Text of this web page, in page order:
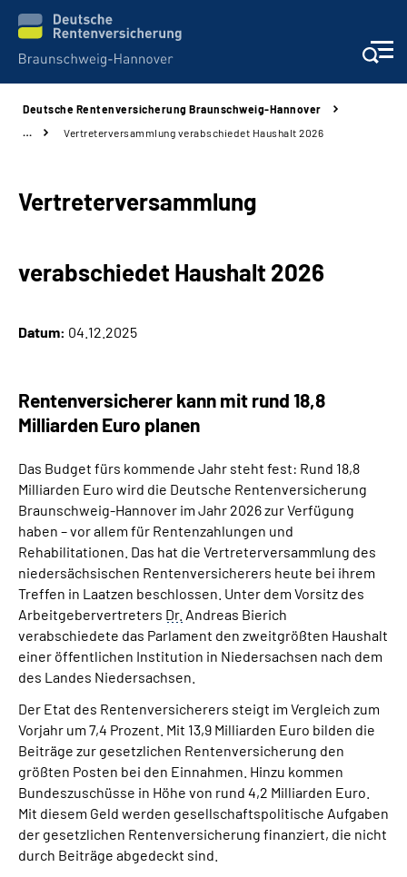
Karriere
Online-Services
Inhalte in Gebärdensprache (DGS)
Leichte Sprache
Suche
Mein Kundenportal
Deutsche Rentenversicherung Braunschweig-Hannover
…
Vertreterversammlung verabschiedet Haushalt 2026
Vertreterversammlung
verabschiedet Haushalt 2026
Datum: 04.12.2025
Rentenversicherer kann mit rund 18,8
Milliarden Euro planen
Das Budget fürs kommende Jahr steht fest: Rund 18,8
Milliarden Euro wird die Deutsche Rentenversicherung
Braunschweig-Hannover im Jahr 2026 zur Verfügung
haben – vor allem für Rentenzahlungen und
Rehabilitationen. Das hat die Vertreterversammlung des
niedersächsischen Rentenversicherers heute bei ihrem
Treffen in Laatzen beschlossen. Unter dem Vorsitz des
Arbeitgebervertreters Dr. Andreas Bierich
verabschiedete das Parlament den zweitgrößten Haushalt
einer öffentlichen Institution in Niedersachsen nach dem
des Landes Niedersachsen.
Der Etat des Rentenversicherers steigt im Vergleich zum
Vorjahr um 7,4 Prozent. Mit 13,9 Milliarden Euro bilden die
Beiträge zur gesetzlichen Rentenversicherung den
größten Posten bei den Einnahmen. Hinzu kommen
Bundeszuschüsse in Höhe von rund 4,2 Milliarden Euro.
Mit diesem Geld werden gesellschaftspolitische Aufgaben
der gesetzlichen Rentenversicherung finanziert, die nicht
durch Beiträge abgedeckt sind.